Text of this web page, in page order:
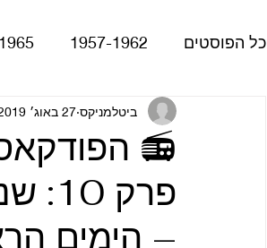
כל הפוסטים 1957-1962
1965
Please Please Me
Beatles
Rubber Soul
Revolver
📻
– הימים
ביטלמניקס 27 באוג׳ 2019